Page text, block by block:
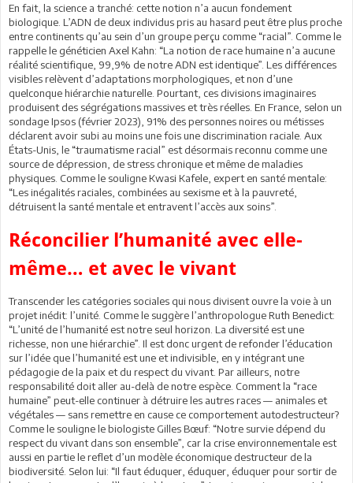
En fait, la science a tranché: cette notion n’a aucun fondement
biologique. L’ADN de deux individus pris au hasard peut être plus proche
entre continents qu’au sein d’un groupe perçu comme “racial”. Comme le
rappelle le généticien Axel Kahn: “La notion de race humaine n’a aucune
réalité scientifique, 99,9% de notre ADN est identique”. Les différences
visibles relèvent d’adaptations morphologiques, et non d’une
quelconque hiérarchie naturelle. Pourtant, ces divisions imaginaires
produisent des ségrégations massives et très réelles. En France, selon un
sondage Ipsos (février 2023), 91% des personnes noires ou métisses
déclarent avoir subi au moins une fois une discrimination raciale. Aux
États-Unis, le “traumatisme racial” est désormais reconnu comme une
source de dépression, de stress chronique et même de maladies
physiques. Comme le souligne Kwasi Kafele, expert en santé mentale:
“Les inégalités raciales, combinées au sexisme et à la pauvreté,
détruisent la santé mentale et entravent l’accès aux soins”.
Réconcilier l’humanité avec elle-
même… et avec le vivant
Transcender les catégories sociales qui nous divisent ouvre la voie à un
projet inédit: l’unité. Comme le suggère l’anthropologue Ruth Benedict:
“L’unité de l’humanité est notre seul horizon. La diversité est une
richesse, non une hiérarchie”. Il est donc urgent de refonder l’éducation
sur l’idée que l’humanité est une et indivisible, en y intégrant une
pédagogie de la paix et du respect du vivant. Par ailleurs, notre
responsabilité doit aller au-delà de notre espèce. Comment la “race
humaine” peut-elle continuer à détruire les autres races — animales et
végétales — sans remettre en cause ce comportement autodestructeur?
Comme le souligne le biologiste Gilles Bœuf: “Notre survie dépend du
respect du vivant dans son ensemble”, car la crise environnementale est
aussi en partie le reflet d’un modèle économique destructeur de la
biodiversité. Selon lui: “Il faut éduquer, éduquer, éduquer pour sortir de